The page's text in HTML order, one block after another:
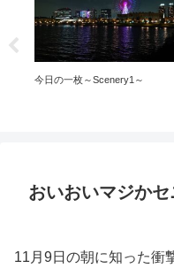
今日の一枚～Scenery1～
おいおいマジか
11月9日の朝に知った衝